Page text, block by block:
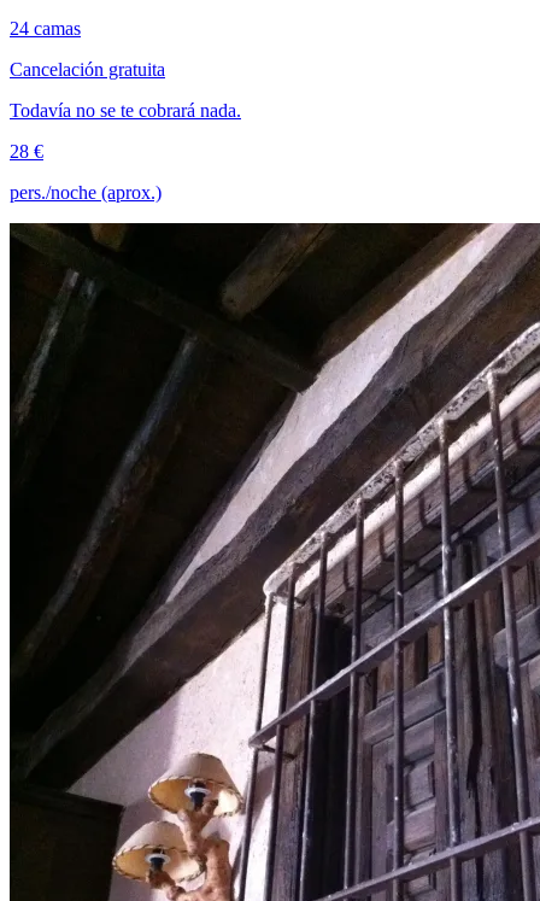
24 camas
Cancelación gratuita
Todavía no se te cobrará nada.
28 €
pers./noche (aprox.)